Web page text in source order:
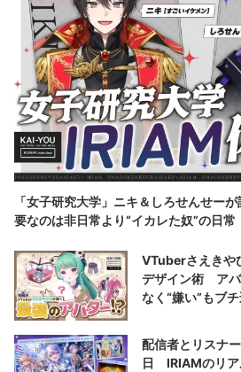
「女子研究大学」ニキ＆しろせんせ
要なのは非日常より“イカレた奴”の日常
VTuberさえきや
デザイン術 アバ
なく“嫌い”もブ
配信者とリスナ
日 IRIAMのリア